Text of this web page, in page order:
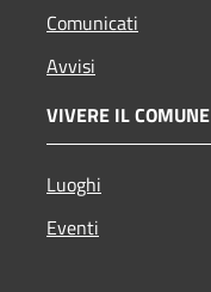
Comunicati
Avvisi
VIVERE IL COMUNE
Luoghi
Eventi